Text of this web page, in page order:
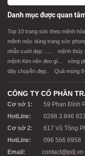
Danh mục được quan
Top 10 trang sức theo mệnh
mệnh mộc dùng trang sức
nhẫn cưới đẹp ......
mệnh thủy
mệnh Kim nên đeo gì...
vòng
dây chuyền đẹp..
Quà mùng
CÔNG TY CỔ PHẦN
Cơ sở 1:
59 Phan Đình
HotLine:
0288.3.846 923
Cơ sở 2:
617 Vũ Tông
HotLine:
096 566 6958
Email:
contact@pdj.vn